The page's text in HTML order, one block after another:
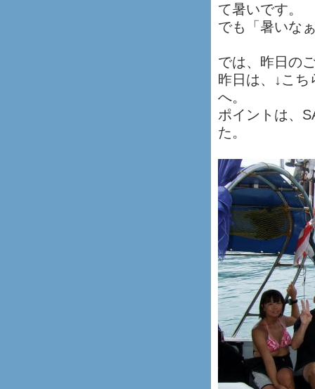
て暑いです。
でも「暑いな
では、昨日の
昨日は、↓こ
へ。
ポイントは、
た。